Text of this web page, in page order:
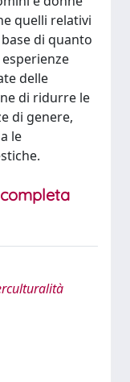
quelli relativi
di quanto
delle
di ridurre le
di genere,
le